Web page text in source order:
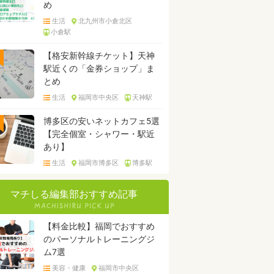
め
生活
北九州市小倉北区
小倉駅
【格安新幹線チケット】天神
駅近くの「金券ショップ」ま
とめ
生活 福岡市中央区 天神駅
博多区の安いネットカフェ5選
【完全個室・シャワー・駅近
あり】
生活 福岡市博多区 博多駅
マチしる編集部おすすめ記事
【料金比較】福岡でおすすめ
のパーソナルトレーニングジ
ム7選
美容・健康 福岡市中央区